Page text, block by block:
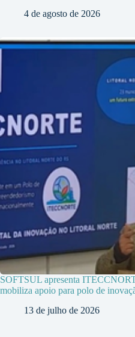
4 de agosto de 2026
SOFTSUL apresenta
mobiliza apoio para polo de
13 de julho de 2026